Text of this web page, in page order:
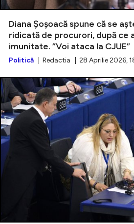
Intră în cont
Diana Șoșoacă spune că se
ridicată de procurori, după ce
imunitate. ”Voi ataca la CJUE”
Politică | Redactia | 28 Aprilie 2026,